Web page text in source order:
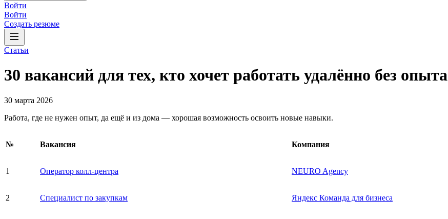
Войти
Войти
Создать резюме
Статьи
30 вакансий для тех, кто хочет работать удалённо без опыта
30 марта 2026
Работа, где не нужен опыт, да ещё и из дома — хорошая возможность освоить новые навыки.
№ Вакансия Компания
1 Оператор колл-центра NEURO Agency
2 Специалист по закупкам Яндекс Команда для бизнеса